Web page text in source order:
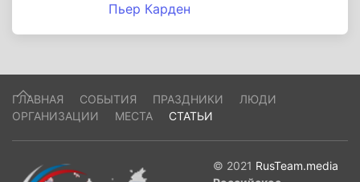
Пьер Карден
ГЛАВНАЯ СОБЫТИЯ ПРАЗДНИКИ
ЛЮДИ
ОРГАНИЗАЦИИ
МЕСТА СТАТЬИ
© 2021 RusTeam.media